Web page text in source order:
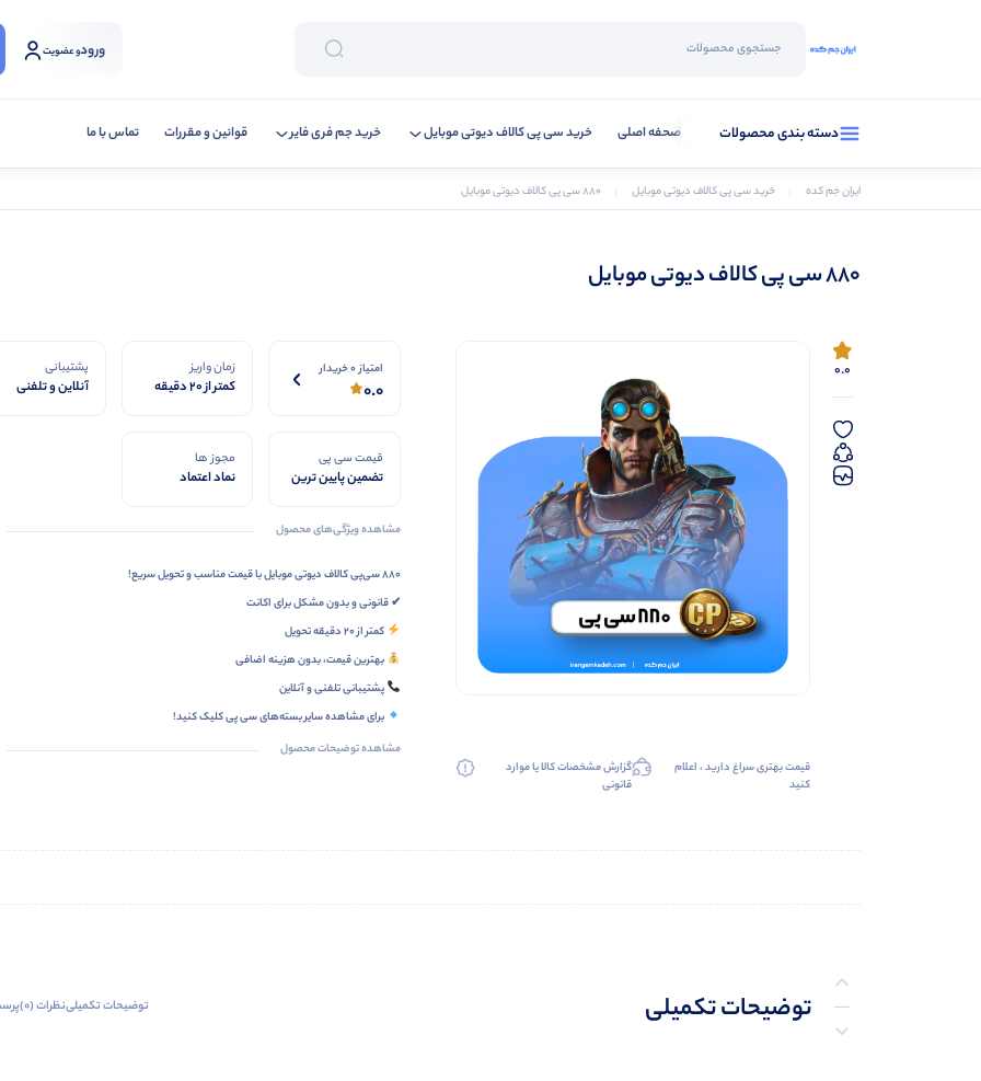
ورودو عضویت
دسته بندی محصولات صحفه اصلی خرید سی پی کالاف دیوتی موبایل خرید جم فری فایر قوانین و مقررات تماس با ما
ایران جم کده خرید سی‌ پی کالاف دیوتی موبایل ۸۸۰ سی پی کالاف دیوتی موبایل
۸۸۰ سی پی کالاف دیوتی موبایل
0.0
قیمت بهتری سراغ دارید ، اعلام
کنید
گزارش مشخصات کالا یا موارد
قانونی
امتیاز 0 خریدار
0.0
زمان واریز
کمتر از 20 دقیقه
پشتیبانی
آنلاین و تلفنی
قیمت سی پی
تضمین پایین ترین
مجوز ها
نماد اعتماد
مشاهده ویژگی‌های محصول
۸۸۰ سی‌پی کالاف دیوتی موبایل با قیمت مناسب و تحویل سریع!
✔ قانونی و بدون مشکل برای اکانت
کمتر از ۲۰ دقیقه تحویل
بهترین قیمت، بدون هزینه اضافی
پشتیبانی تلفنی و آنلاین
برای مشاهده سایربسته‌های سی پیکلیک کنید!
مشاهده توضیحات محصول
توضیحات تکمیلی
توضیحات تکمیلینظرات (0)